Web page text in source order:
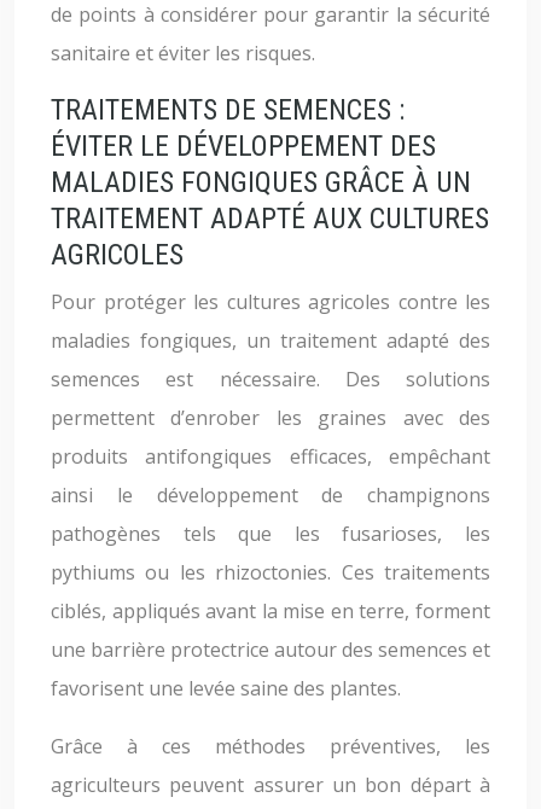
de points à considérer pour garantir la sécurité
sanitaire et éviter les risques.
TRAITEMENTS DE SEMENCES :
ÉVITER LE DÉVELOPPEMENT DES
MALADIES FONGIQUES GRÂCE À UN
TRAITEMENT ADAPTÉ AUX CULTURES
AGRICOLES
Pour protéger les cultures agricoles contre les
maladies fongiques, un traitement adapté des
semences est nécessaire. Des solutions
permettent d’enrober les graines avec des
produits antifongiques efficaces, empêchant
ainsi le développement de champignons
pathogènes tels que les fusarioses, les
pythiums ou les rhizoctonies. Ces traitements
ciblés, appliqués avant la mise en terre, forment
une barrière protectrice autour des semences et
favorisent une levée saine des plantes.
Grâce à ces méthodes préventives, les
agriculteurs peuvent assurer un bon départ à